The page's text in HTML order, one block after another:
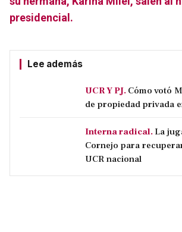
presidencial.
Lee además
UCR Y PJ. Cómo votó
de propiedad privada
Interna radical. La
Cornejo para
UCR nacional